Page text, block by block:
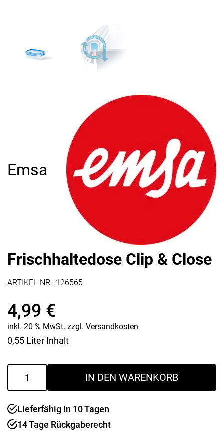
Emsa
Frischhaltedose Clip & Close
ARTIKEL-NR.: 126565
4,99 €
inkl. 20 % MwSt. zzgl. Versandkosten
0,55 Liter Inhalt
Frischhaltedose
&
Menge
IN DEN WARENKORB
Lieferfähig in 10 Tagen
14 Tage Rückgaberecht